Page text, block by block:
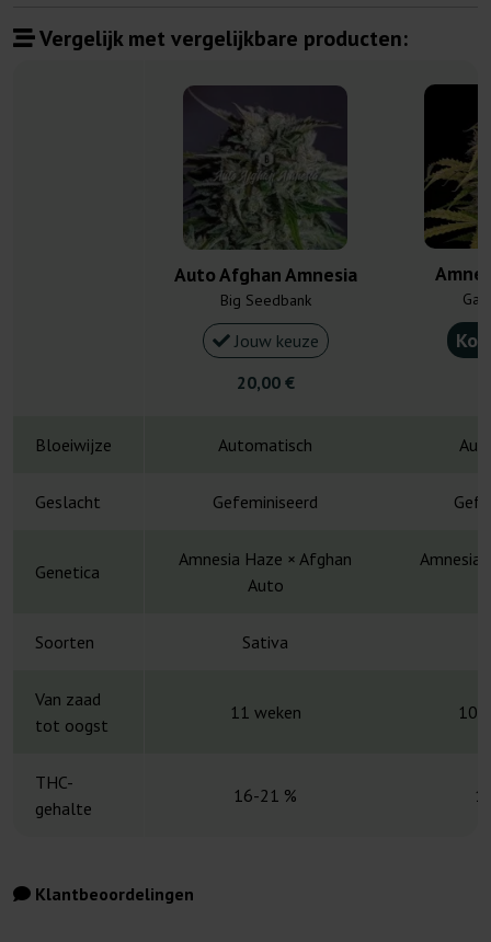
Vergelijk met vergelijkbare producten:
Auto Afghan Amnesia
Big Seedbank
Jouw keuze
20,00 €
Bloeiwijze Automatisch
Geslacht Gefeminiseerd
Genetica
Amnesia Haze × Afghan
Auto
Amnesia
Soorten Sativa
Van zaad
tot oogst
11 weken 10-
THC-
gehalte
16-21 %
Klantbeoordelingen